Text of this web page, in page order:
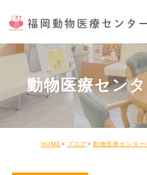
動物医療セン
HOME ブログ 動物医療センタ